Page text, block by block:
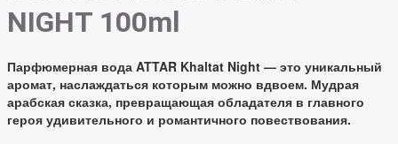
NIGHT 100ml
Парфюмерная вода ATTAR Khaltat Night — это уникальный
аромат, наслаждаться которым можно вдвоем. Мудрая
арабская сказка, превращающая обладателя в главного
героя удивительного и романтичного повествования.